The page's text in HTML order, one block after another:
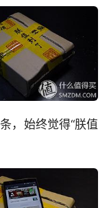
，始终觉得“朕值